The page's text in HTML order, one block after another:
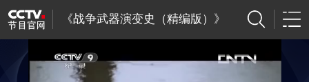
《战争武器演变史（精编版）》